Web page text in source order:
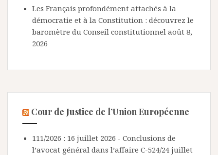
Les Français profondément attachés à la
démocratie et à la Constitution : découvrez le
baromètre du Conseil constitutionnel août 8,
2026
Cour de Justice de l’Union Européenne
111/2026 : 16 juillet 2026 - Conclusions de
l’avocat général dans l’affaire C-524/24 juillet